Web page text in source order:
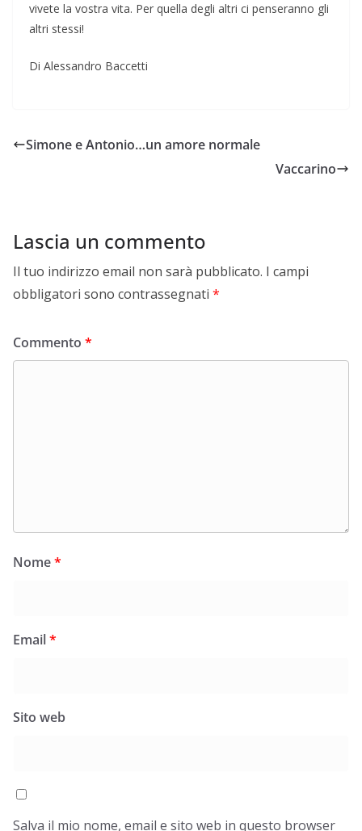
vivete la vostra vita. Per quella degli altri ci penseranno gli
altri stessi!
Di Alessandro Baccetti
Simone e Antonio…un amore normale
Vaccarino
Lascia un commento
Il tuo indirizzo email non sarà pubblicato. I campi
obbligatori sono contrassegnati *
Commento *
Nome*
Email*
Sito web
Salva il mio nome, email e sito web in questo browser